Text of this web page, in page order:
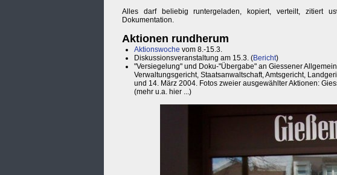
Alles darf beliebig runtergeladen, kopiert, verteilt, zitiert
Dokumentation.
Aktionen rundherum
Aktionswoche vom 8.-15.3.
Diskussionsveranstaltung am 15.3. (Bericht)
"Versiegelung" und Doku-"Übergabe" an Giessener
Verwaltungsgericht, Staatsanwaltschaft, Amtsgericht,
und 14. März 2004. Fotos zweier ausgewählter Aktionen:
(mehr u.a. hier ...)